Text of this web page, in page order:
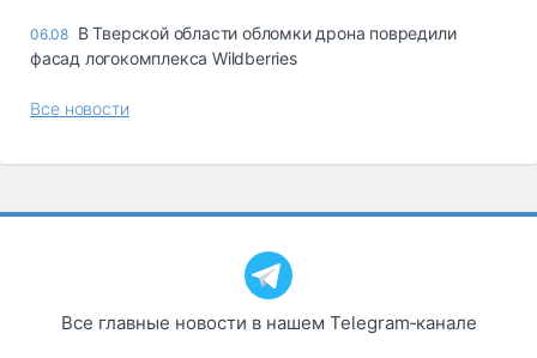
06.08 В Тверской области обломки дрона повредили
фасад логокомплекса Wildberries
Все новости
Все главные новости в нашем Telegram‑канале